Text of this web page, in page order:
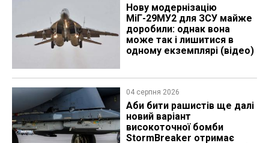
Нову модернізацію
МіГ-29МУ2 для ЗСУ майже
доробили: однак вона
може так і лишитися в
одному екземплярі (відео)
04 серпня 2026
Аби бити рашистів ще далі
новий варіант
високоточної бомби
StormBreaker отримає